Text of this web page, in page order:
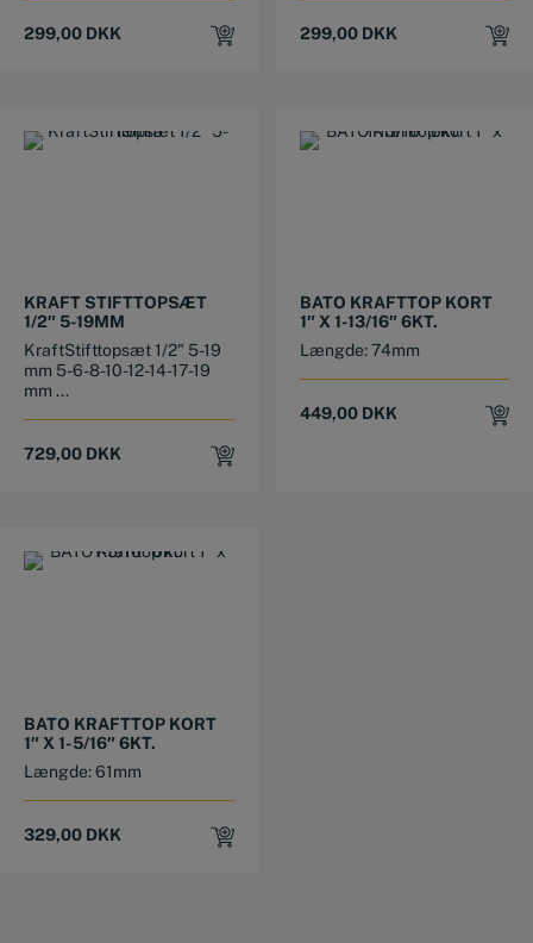
299,00 DKK 299,00 DKK
KRAFT STIFTTOPSÆT
1/2″ 5-19MM
KraftStifttopsæt 1/2" 5-19
mm 5-6-8-10-12-14-17-19
mm ...
729,00 DKK
BATO KRAFTTOP KORT
1″ X 1-13/16″ 6KT.
Længde: 74mm
449,00 DKK
BATO KRAFTTOP KORT
1″ X 1-5/16″ 6KT.
Længde: 61mm
329,00 DKK